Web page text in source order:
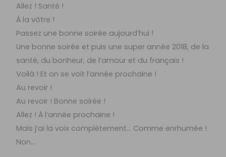
Allez ! Santé !
À la vôtre !
Passez une bonne soirée aujourd’hui !
Une bonne soirée et puis une super année 2018, de la
santé, du bonheur, de l’amour et du français !
Voilà ! Et on se voit l’année prochaine !
Au revoir !
Au revoir ! Bonne soirée !
Allez ! À l’année prochaine !
Mais j’ai la voix complètement… Comme enrhumée !
Non…